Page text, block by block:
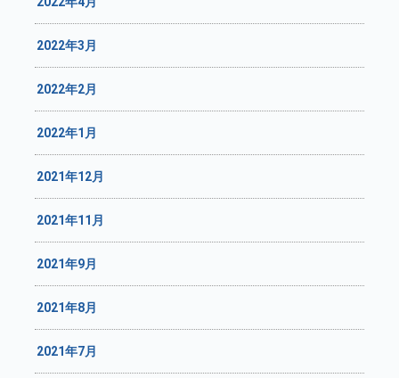
2022年3月
2022年2月
2022年1月
2021年12月
2021年11月
2021年9月
2021年8月
2021年7月